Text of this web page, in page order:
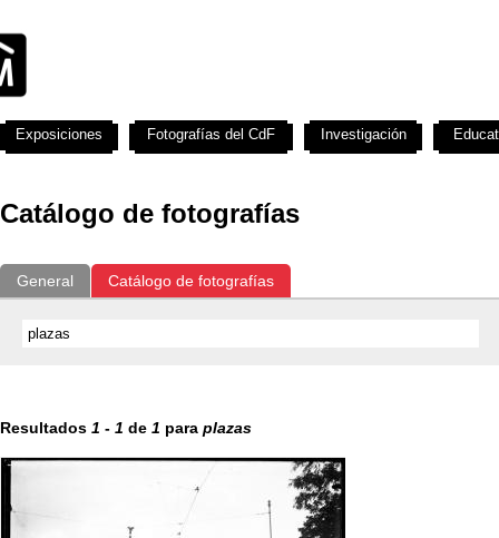
Catálogo de fotografías
General Catálogo de fotografías
Resultados 1 - 1 de 1 para plazas
Exposiciones Fotografías del CdF Investigación